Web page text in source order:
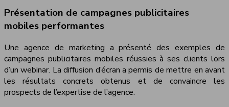
Présentation de campagnes publicitaires
mobiles performantes
Une agence de marketing a présenté des exemples de
campagnes publicitaires mobiles réussies à ses clients lors
d’un webinar. La diffusion d’écran a permis de mettre en avant
les résultats concrets obtenus et de convaincre les
prospects de l’expertise de l’agence.